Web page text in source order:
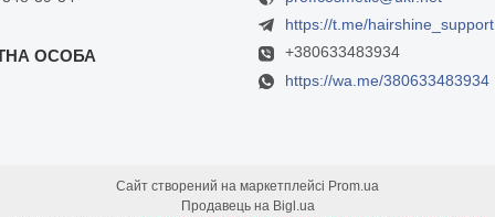
https://t.me/hairshine_support
+380633483934
https://wa.me/380633483934
Сайт створений на маркетплейсі Prom.ua
Продавець на Bigl.ua